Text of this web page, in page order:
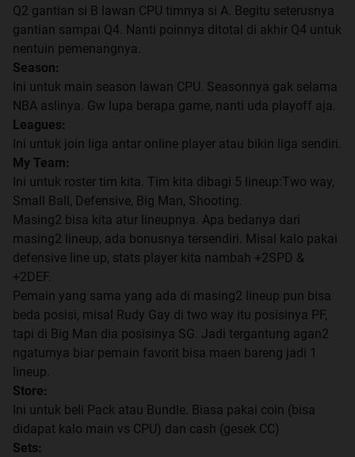
Q2 gantian si B lawan CPU timnya si A. Begitu seterusnya
gantian sampai Q4. Nanti poinnya ditotal di akhir Q4 untuk
nentuin pemenangnya.
Season:
Ini untuk main season lawan CPU. Seasonnya gak selama
NBA aslinya. Gw lupa berapa game, nanti uda playoff aja.
Leagues:
Ini untuk join liga antar online player atau bikin liga sendiri.
My Team:
Ini untuk roster tim kita. Tim kita dibagi 5 lineup:Two way,
Small Ball, Defensive, Big Man, Shooting.
Masing2 bisa kita atur lineupnya. Apa bedanya dari
masing2 lineup, ada bonusnya tersendiri. Misal kalo pakai
defensive line up, stats player kita nambah +2SPD &
+2DEF.
Pemain yang sama yang ada di masing2 lineup pun bisa
beda posisi, misal Rudy Gay di two way itu posisinya PF,
tapi di Big Man dia posisinya SG. Jadi tergantung agan2
ngaturnya biar pemain favorit bisa maen bareng jadi 1
lineup.
Store:
Ini untuk beli Pack atau Bundle. Biasa pakai coin (bisa
didapat kalo main vs CPU) dan cash (gesek CC)
Sets: